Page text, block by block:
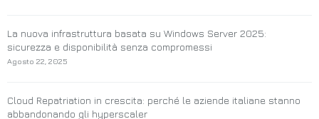
La nuova infrastruttura basata su Windows Server 2025:
sicurezza e disponibilità senza compromessi
Agosto 22, 2025
Cloud Repatriation in crescita: perché le aziende italiane stanno
abbandonando gli hyperscaler